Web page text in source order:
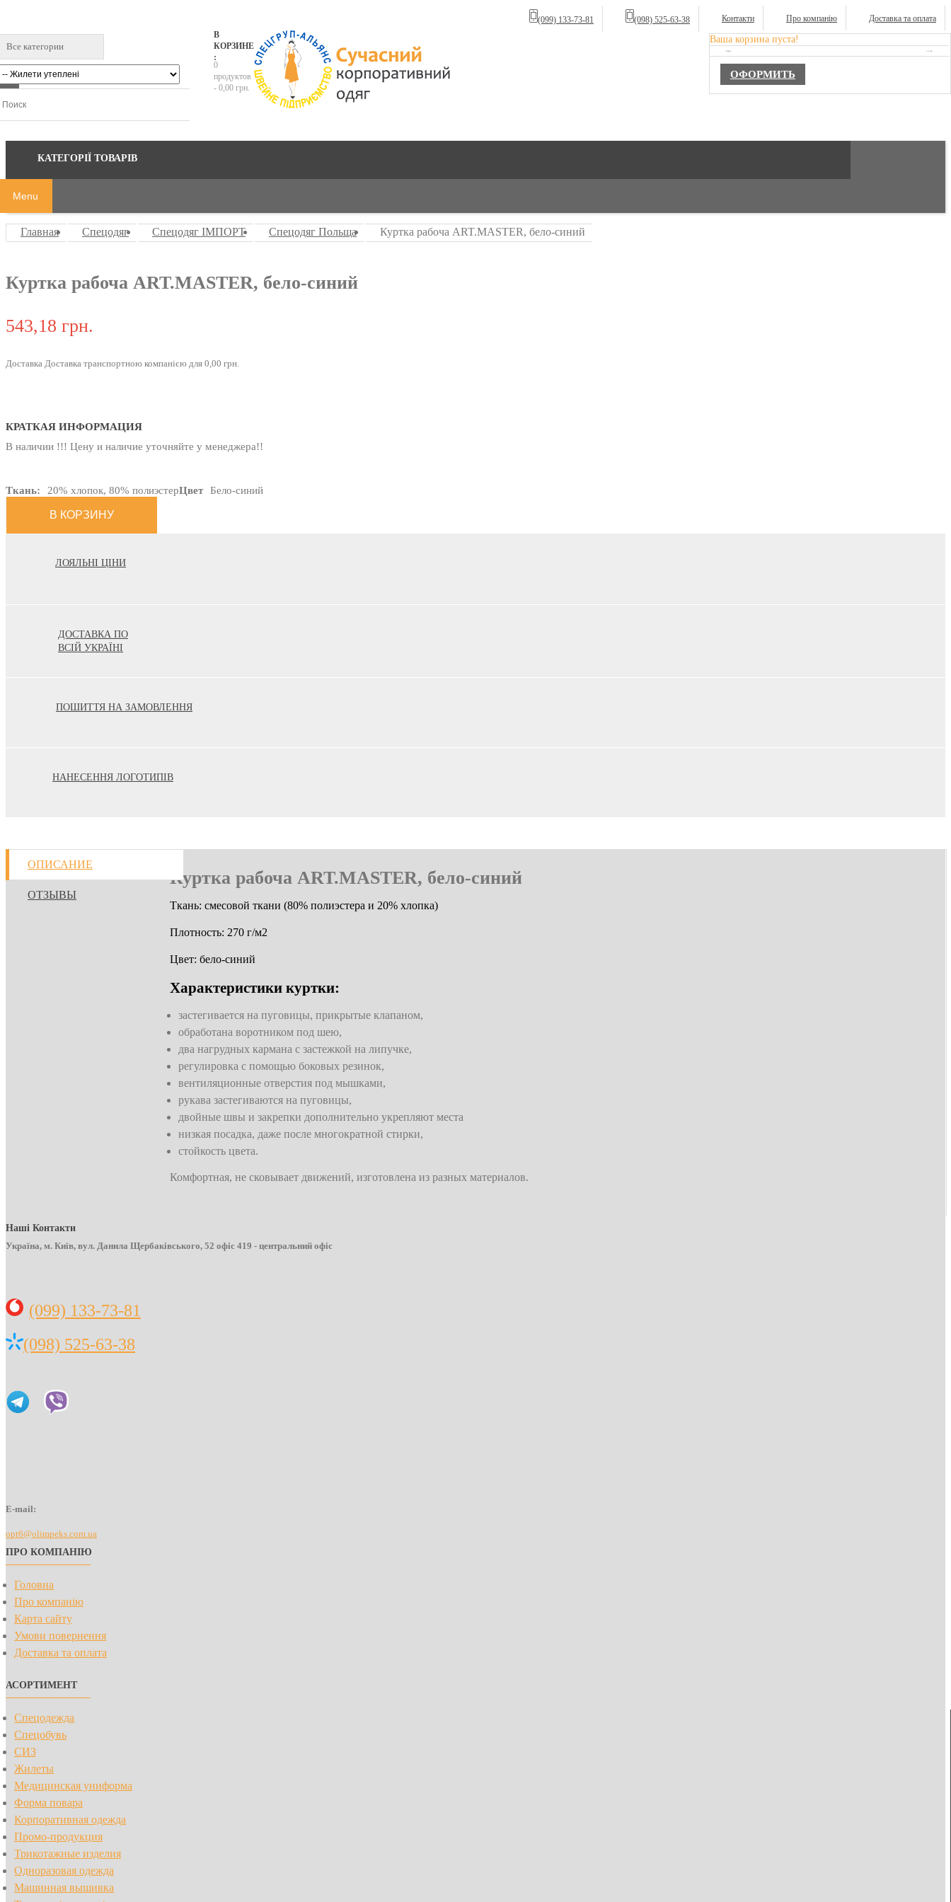
(099) 133-73-81 (098) 525-63-38 Контакти Про компанію Доставка та оплата
Все категории
В
КОРЗИНЕ
:
0
продуктов
- 0,00 грн.
Ваша корзина пуста!
ОФОРМИТЬ
КАТЕГОРІЇ ТОВАРІВ
Menu
Главная Спецодяг Спецодяг ІМПОРТ Спецодяг Польща Куртка рабоча ART.MASTER, бело-синий
Куртка рабоча ART.MASTER, бело-синий
543,18 грн.
Доставка Доставка транспортною компанією для 0,00 грн.
КРАТКАЯ ИНФОРМАЦИЯ
В наличии !!! Цену и наличие уточняйте у менеджера!!
Ткань: 20% хлопок, 80% полиэстерЦвет Бело-синий
ЛОЯЛЬНІ ЦІНИ
ДОСТАВКА ПО
ВСІЙ УКРАЇНІ
ПОШИТТЯ НА ЗАМОВЛЕННЯ
НАНЕСЕННЯ ЛОГОТИПІВ
ОПИСАНИЕ
ОТЗЫВЫ
Куртка рабоча ART.MASTER, бело-синий
Ткань: смесовой ткани (80% полиэстера и 20% хлопка)
Плотность: 270 г/м2
Цвет: бело-синий
Характеристики куртки:
застегивается на пуговицы, прикрытые клапаном,
обработана воротником под шею,
два нагрудных кармана с застежкой на липучке,
регулировка с помощью боковых резинок,
вентиляционные отверстия под мышками,
рукава застегиваются на пуговицы,
двойные швы и закрепки дополнительно укрепляют места
низкая посадка, даже после многократной стирки,
стойкость цвета.
Комфортная, не сковывает движений, изготовлена из разных материалов.
Наші Контакти
Україна, м. Київ, вул. Данила Щербаківського, 52 офіс 419 - центральний офіс
(099) 133-73-81
(098) 525-63-38
E-mail:
opt6@olimpeks.com.ua
ПРО КОМПАНІЮ
Головна
Про компанію
Карта сайту
Умови повернення
Доставка та оплата
АСОРТИМЕНТ
Спецодежда
Спецобувь
СИЗ
Жилеты
Медицинская униформа
Форма повара
Корпоративная одежда
Промо-продукция
Трикотажные изделия
Одноразовая одежда
Машинная вышивка